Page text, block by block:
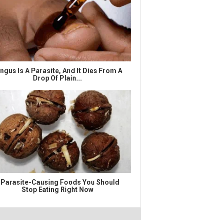
Is A Parasite, And It Dies From A
Drop Of Plain...
Causing Foods You Should
Stop Eating Right Now